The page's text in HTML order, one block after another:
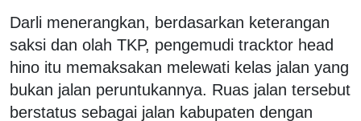
Darli menerangkan, berdasarkan keterangan
saksi dan olah TKP, pengemudi tracktor head
hino itu memaksakan melewati kelas jalan yang
bukan jalan peruntukannya. Ruas jalan tersebut
berstatus sebagai jalan kabupaten dengan